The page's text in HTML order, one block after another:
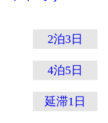
こその温かさ
えた高性能ウェ
ウェアの左袖
ップの収納に
付いていたり
2泊3日
4泊5日
延滞1日